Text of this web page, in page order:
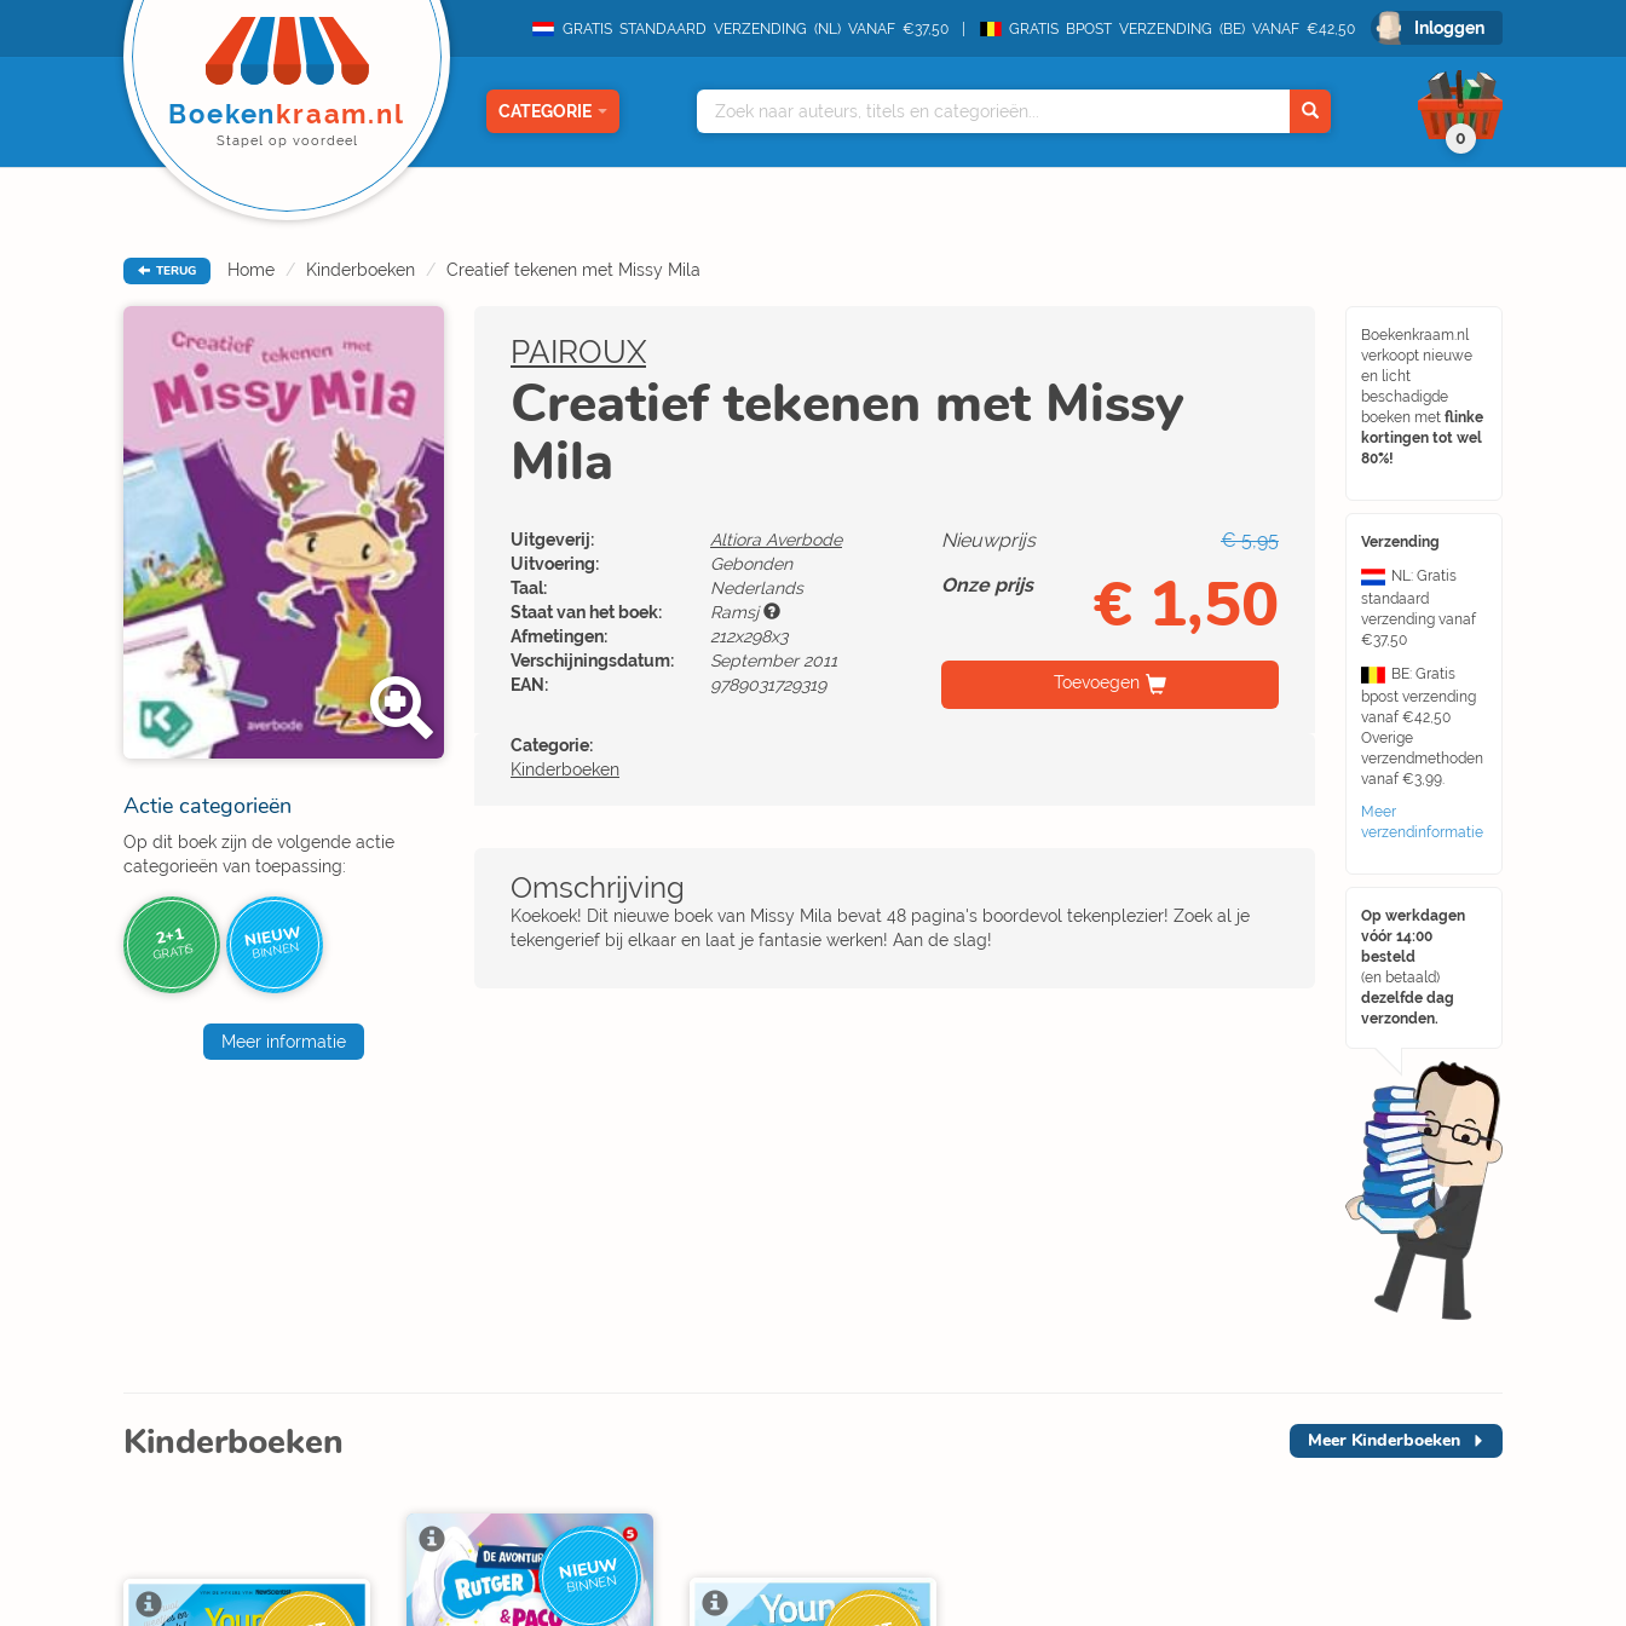
GRATIS STANDAARD VERZENDING (NL) VANAF €37,50 GRATIS BPOST VERZENDING (BE) VANAF €42,50 Inloggen
Boekenkraam.nl
Stapel op voordeel
CATEGORIE
0
TERUG Home Kinderboeken Creatief tekenen met Missy Mila
Actie categorieën
Op dit boek zijn de volgende actie
categorieën van toepassing:
2+1
GRATIS NIEUW
BINNEN
Meer informatie
Boekenkraam.nl
verkoopt nieuwe
en licht
beschadigde
boeken met flinke
kortingen tot wel
80%!
Verzending
NL: Gratis
standaard
verzending vanaf
€37,50
BE: Gratis
bpost verzending
vanaf €42,50
Overige
verzendmethoden
vanaf €3,99.
Meer
verzendinformatie
Op werkdagen
vóór 14:00
besteld
(en betaald)
dezelfde dag
verzonden.
PAIROUX
Creatief tekenen met Missy
Mila
Uitgeverij:
Altiora Averbode
Uitvoering:
Gebonden
Taal:
Nederlands
Staat van het boek:
Ramsj
Afmetingen:
212x298x3
Verschijningsdatum:
September 2011
EAN:
9789031729319
Nieuwprijs
€ 5,95
Onze prijs
€ 1,50
Toevoegen
Categorie:
Kinderboeken
Omschrijving
Koekoek! Dit nieuwe boek van Missy Mila bevat 48 pagina's boordevol tekenplezier! Zoek al je
tekengerief bij elkaar en laat je fantasie werken! Aan de slag!
Kinderboeken Meer Kinderboeken
NIEUW
BINNEN